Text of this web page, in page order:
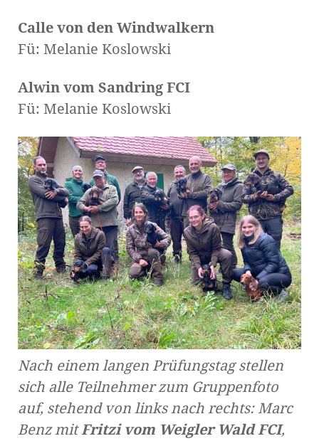
Calle von den Windwalkern
Fü: Melanie Koslowski
Alwin vom Sandring FCI
Fü: Melanie Koslowski
Nach einem langen Prüfungstag stellen
sich alle Teilnehmer zum Gruppenfoto
auf, stehend von links nach rechts: Marc
Benz mit Fritzi vom Weigler Wald FCI,